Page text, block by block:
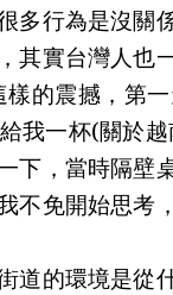
行為是沒
實台灣人
的震撼，第
我一杯(關於
，當時隔
免開始思
的環境是